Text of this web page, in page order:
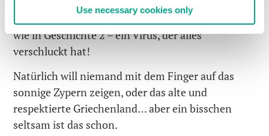
Use necessary cookies only
schon sagen? Aber immerhin ist es auch hier – so
wie in Geschichte 2 – ein Virus, der alles
verschluckt hat!
Natürlich will niemand mit dem Finger auf das
sonnige Zypern zeigen, oder das alte und
respektierte Griechenland… aber ein bisschen
seltsam ist das schon.